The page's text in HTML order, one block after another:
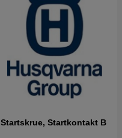
Startskrue, Startkontakt B